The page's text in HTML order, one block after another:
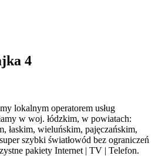
4
lokalnym operatorem usług
w woj. łódzkim, w powiatach:
łaskim, wieluńskim, pajęczańskim,
szybki światłowód bez ograniczeń
pakiety Internet | TV | Telefon.